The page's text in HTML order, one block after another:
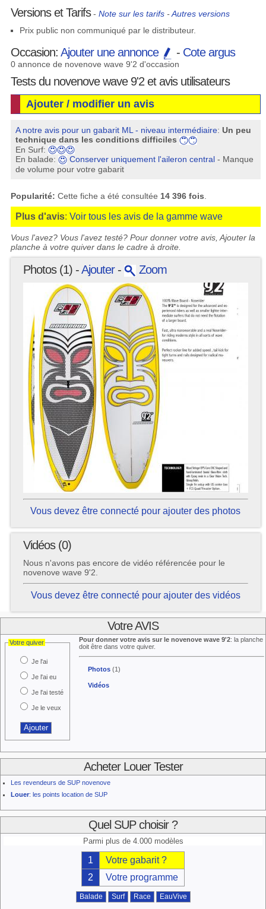
Versions et Tarifs- Note sur les tarifs-Autres versions
Prix public non communiqué par le distributeur.
Occasion: Ajouter une annonce - Cote argus
0 annonce de novenove wave 9'2 d'occasion
Tests du novenove wave 9'2 et avis utilisateurs
Ajouter / modifier un avis
A notre avis pour un gabarit ML - niveau intermédiaire:Un peu
technique dans les conditions difficiles
En Surf:
En balade:
Conserver uniquement l'aileron central - Manque
de volume pour votre gabarit
Popularité: Cette fiche a été consultée 14 396 fois
Plus d'avis:Voir tous les avis de la gamme wave
Vous l'avez? Vous l'avez testé? Pour donner votre avis, Ajouter la
planche à votre quiver dans le cadre à droite.
Photos (1) -Ajouter- Zoom
Vous devez être connecté pour ajouter des photos
Vidéos (0)
Nous n'avons pas encore de vidéo référencée pour le
novenove wave 9'2.
Vous devez être connecté pour ajouter des vidéos
Votre AVIS
Votre quiver
Je l'ai
Je l'ai eu
Je l'ai testé
Je le veux
Pour donner votre avis sur le novenove wave 9'2: la planche
doit être dans votre quiver.
Photos (1)
Vidéos
Acheter Louer Tester
Les revendeurs de SUP novenove
Louer: les points location de SUP
Quel SUP choisir ?
Parmi plus de 4.000 modèles
1
Votre gabarit ?
2
Votre programme
Balade Surf Race EauVive